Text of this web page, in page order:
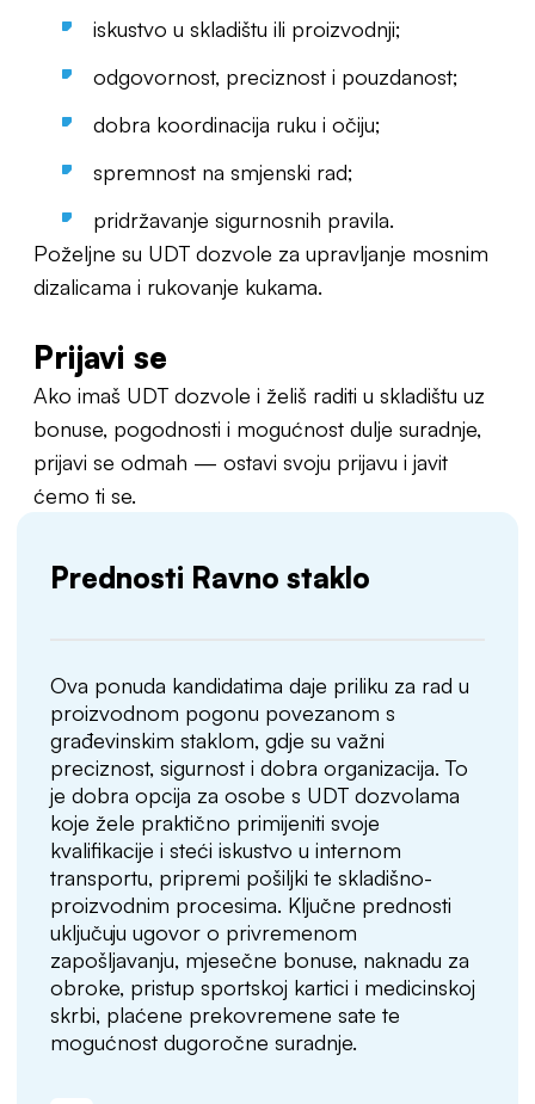
iskustvo u skladištu ili proizvodnji;
odgovornost, preciznost i pouzdanost;
dobra koordinacija ruku i očiju;
spremnost na smjenski rad;
pridržavanje sigurnosnih pravila.
Poželjne su UDT dozvole za upravljanje mosnim
dizalicama i rukovanje kukama.
Prijavi se
Ako imaš UDT dozvole i želiš raditi u skladištu uz
bonuse, pogodnosti i mogućnost dulje suradnje,
prijavi se odmah — ostavi svoju prijavu i javit
ćemo ti se.
Prednosti Ravno staklo
Ova ponuda kandidatima daje priliku za rad u
proizvodnom pogonu povezanom s
građevinskim staklom, gdje su važni
preciznost, sigurnost i dobra organizacija. To
je dobra opcija za osobe s UDT dozvolama
koje žele praktično primijeniti svoje
kvalifikacije i steći iskustvo u internom
transportu, pripremi pošiljki te skladišno-
proizvodnim procesima. Ključne prednosti
uključuju ugovor o privremenom
zapošljavanju, mjesečne bonuse, naknadu za
obroke, pristup sportskoj kartici i medicinskoj
skrbi, plaćene prekovremene sate te
mogućnost dugoročne suradnje.